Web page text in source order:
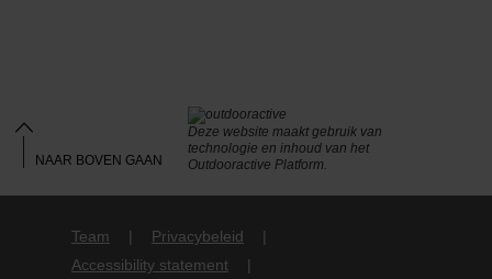
Deze website maakt gebruik van
technologie en inhoud van het
Outdooractive Platform.
Team
Privacybeleid
Accessibility statement
NAAR BOVEN GAAN